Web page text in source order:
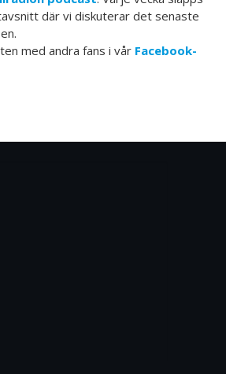
där vi diskuterar det senaste
med andra fans i vår Facebook-